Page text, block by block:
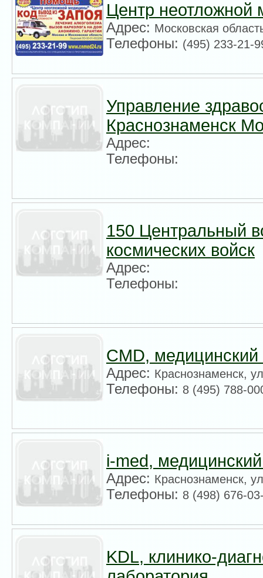
Центр неотложной
Адрес:Московская
Телефоны:(495) 233-21-
Управление
Краснознаменск
Адрес:
Телефоны:
150 Центральный
космических войск
Адрес:
Телефоны:
CMD,
Адрес:Краснознаменск,
Телефоны:8 (495) 788-
i-med,
Адрес:Краснознаменск,
Телефоны:8 (498) 676-
KDL, клинико-